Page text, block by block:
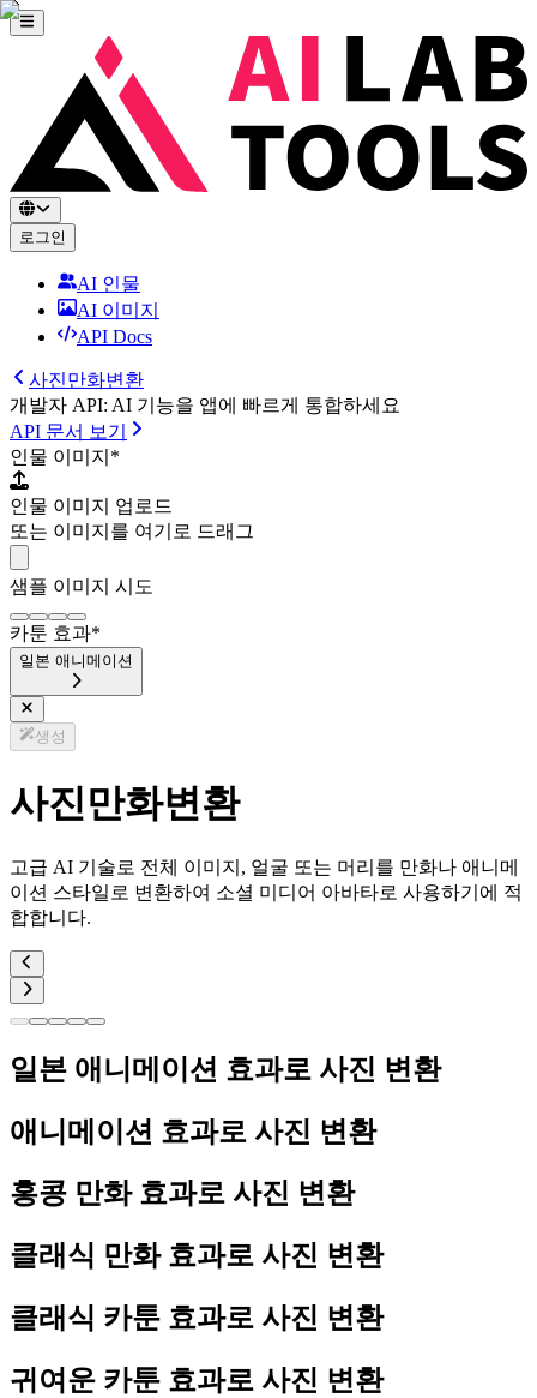
로그인
AI 인물
AI 이미지
API Docs
사진만화변환
개발자 API: AI 기능을 앱에 빠르게 통합하세요
API 문서 보기
인물 이미지 *
인물 이미지 업로드
또는 이미지를 여기로 드래그
샘플 이미지 시도
카툰 효과*
일본 애니메이션
생성
사진만화변환
고급 AI 기술로 전체 이미지, 얼굴 또는 머리를 만화나 애니메
이션 스타일로 변환하여 소셜 미디어 아바타로 사용하기에 적
합합니다.
일본 애니메이션 효과로 사진 변환
애니메이션 효과로 사진 변환
홍콩 만화 효과로 사진 변환
클래식 만화 효과로 사진 변환
클래식 카툰 효과로 사진 변환
귀여운 카툰 효과로 사진 변환